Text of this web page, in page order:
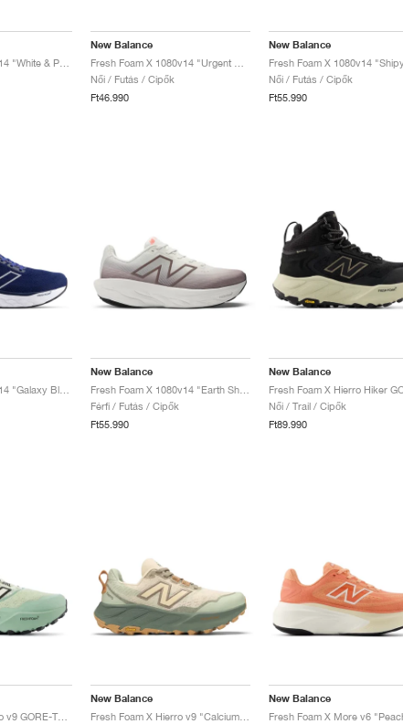
Fresh Foam X 860v14 "White & Peach Nectar"
New Balance
Női / Futás / Cipők
Ft46.990
New Balance
Női / Futás / Cipők
Ft55.990
Fresh Foam X 860v14 "Galaxy Blue & Navy"
New Balance
Fresh Foam X 1080v14 "Earth Shadow & Reflection"
Férfi / Futás / Cipők
Ft55.990
New Balance
Női / Trail / Cipők
Ft89.990
Fresh Foam X Hierro v9 GORE-TEX "Mineral & Permafrost"
New Balance
Fresh Foam X Hierro v9 "Calcium & Dark Juniper"
New Balance